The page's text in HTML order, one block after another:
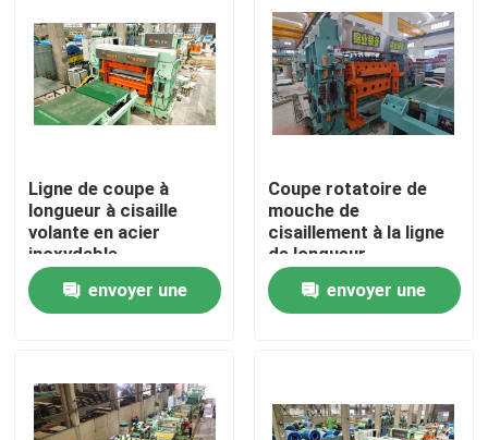
Produits
A propos de nous
Contactez-nous
Ligne de coupe à
longueur à cisaille
volante en acier
inoxydable
envoyer une
Coupe rotatoire de
mouche de
cisaillement à la ligne
de longueur
envoyer une